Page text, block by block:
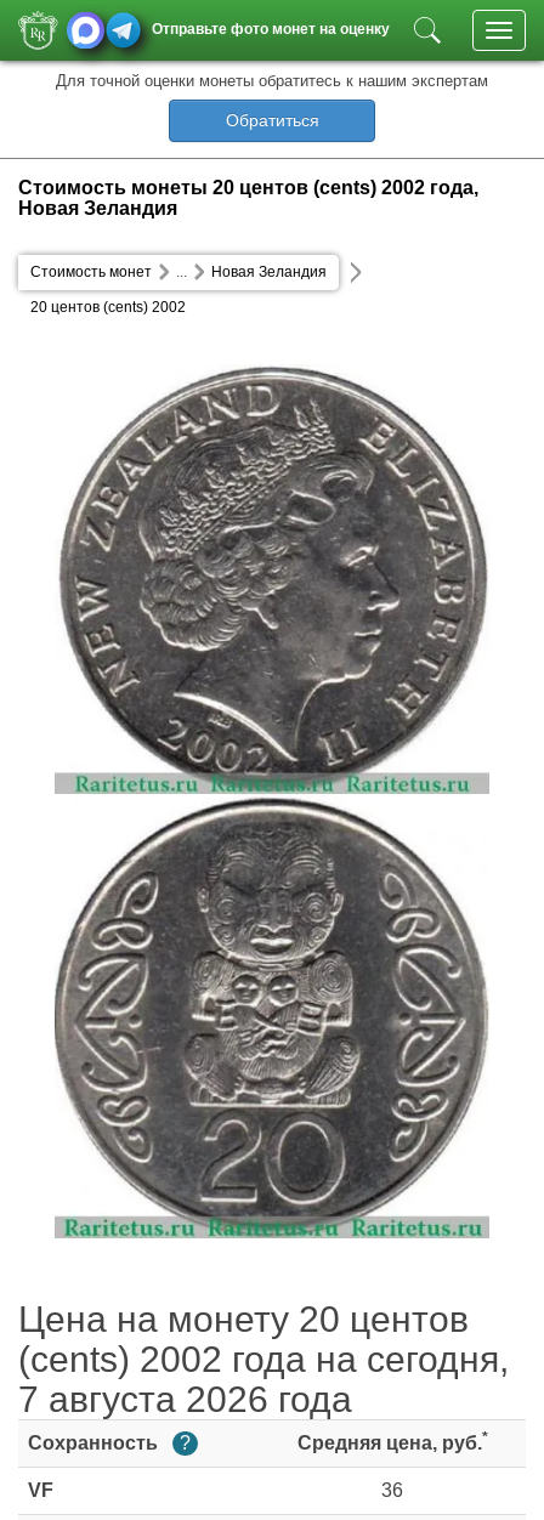
Отправьте фото монет на оценку
Для точной оценки монеты обратитесь к нашим экспертам
Обратиться
Стоимость монеты 20 центов (cents) 2002 года,
Новая Зеландия
Стоимость монет Новая Зеландия
...
20 центов (cents) 2002
Цена на монету 20 центов
(cents) 2002 года на сегодня,
7 августа 2026 года
Сохранность ? Средняя цена, руб.*
VF 36